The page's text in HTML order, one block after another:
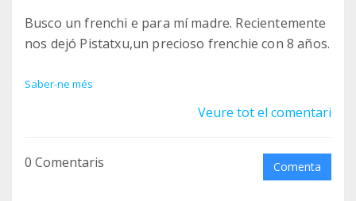
Busco un frenchi e para mí madre. Recientemente
nos dejó Pistatxu,un precioso frenchie con 8 años.
Me encantaría animar a mi madre adoptando otro.
Saber-ne més
Veure tot el comentari
0 Comentaris Comenta